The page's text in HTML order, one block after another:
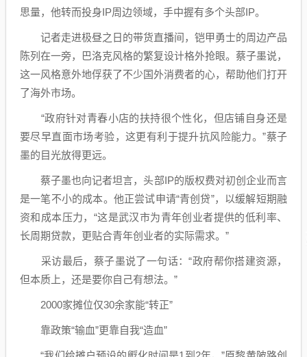
思量，他转而投身IP周边领域，手中握有多个头部IP。
记者走进极昼之日的带货直播间，铠甲勇士的周边产品
陈列在一旁，巴洛克风格的繁复设计格外抢眼。蔡子墨说，
这一风格意外地俘获了不少国外消费者的心，帮助他们打开
了海外市场。
“政府针对青春小店的扶持很个性化，但店铺自身还是
要尽早直面市场考验，这更有利于提升抗风险能力。”蔡子
墨的目光放得更远。
蔡子墨也向记者坦言，头部IP的版权费对初创企业而言
是一笔不小的成本。他正尝试申请“青创贷”，以缓解短期融
资和成本压力，“这是武汉市为青年创业者提供的低利率、
长周期贷款，更贴合青年创业者的实际需求。”
采访最后，蔡子墨说了一句话：“政府帮你搭建资源，
但本质上，还是要你自己有想法。”
2000家摊位仅30余家能“转正”
靠政策“输血”更靠自我“造血”